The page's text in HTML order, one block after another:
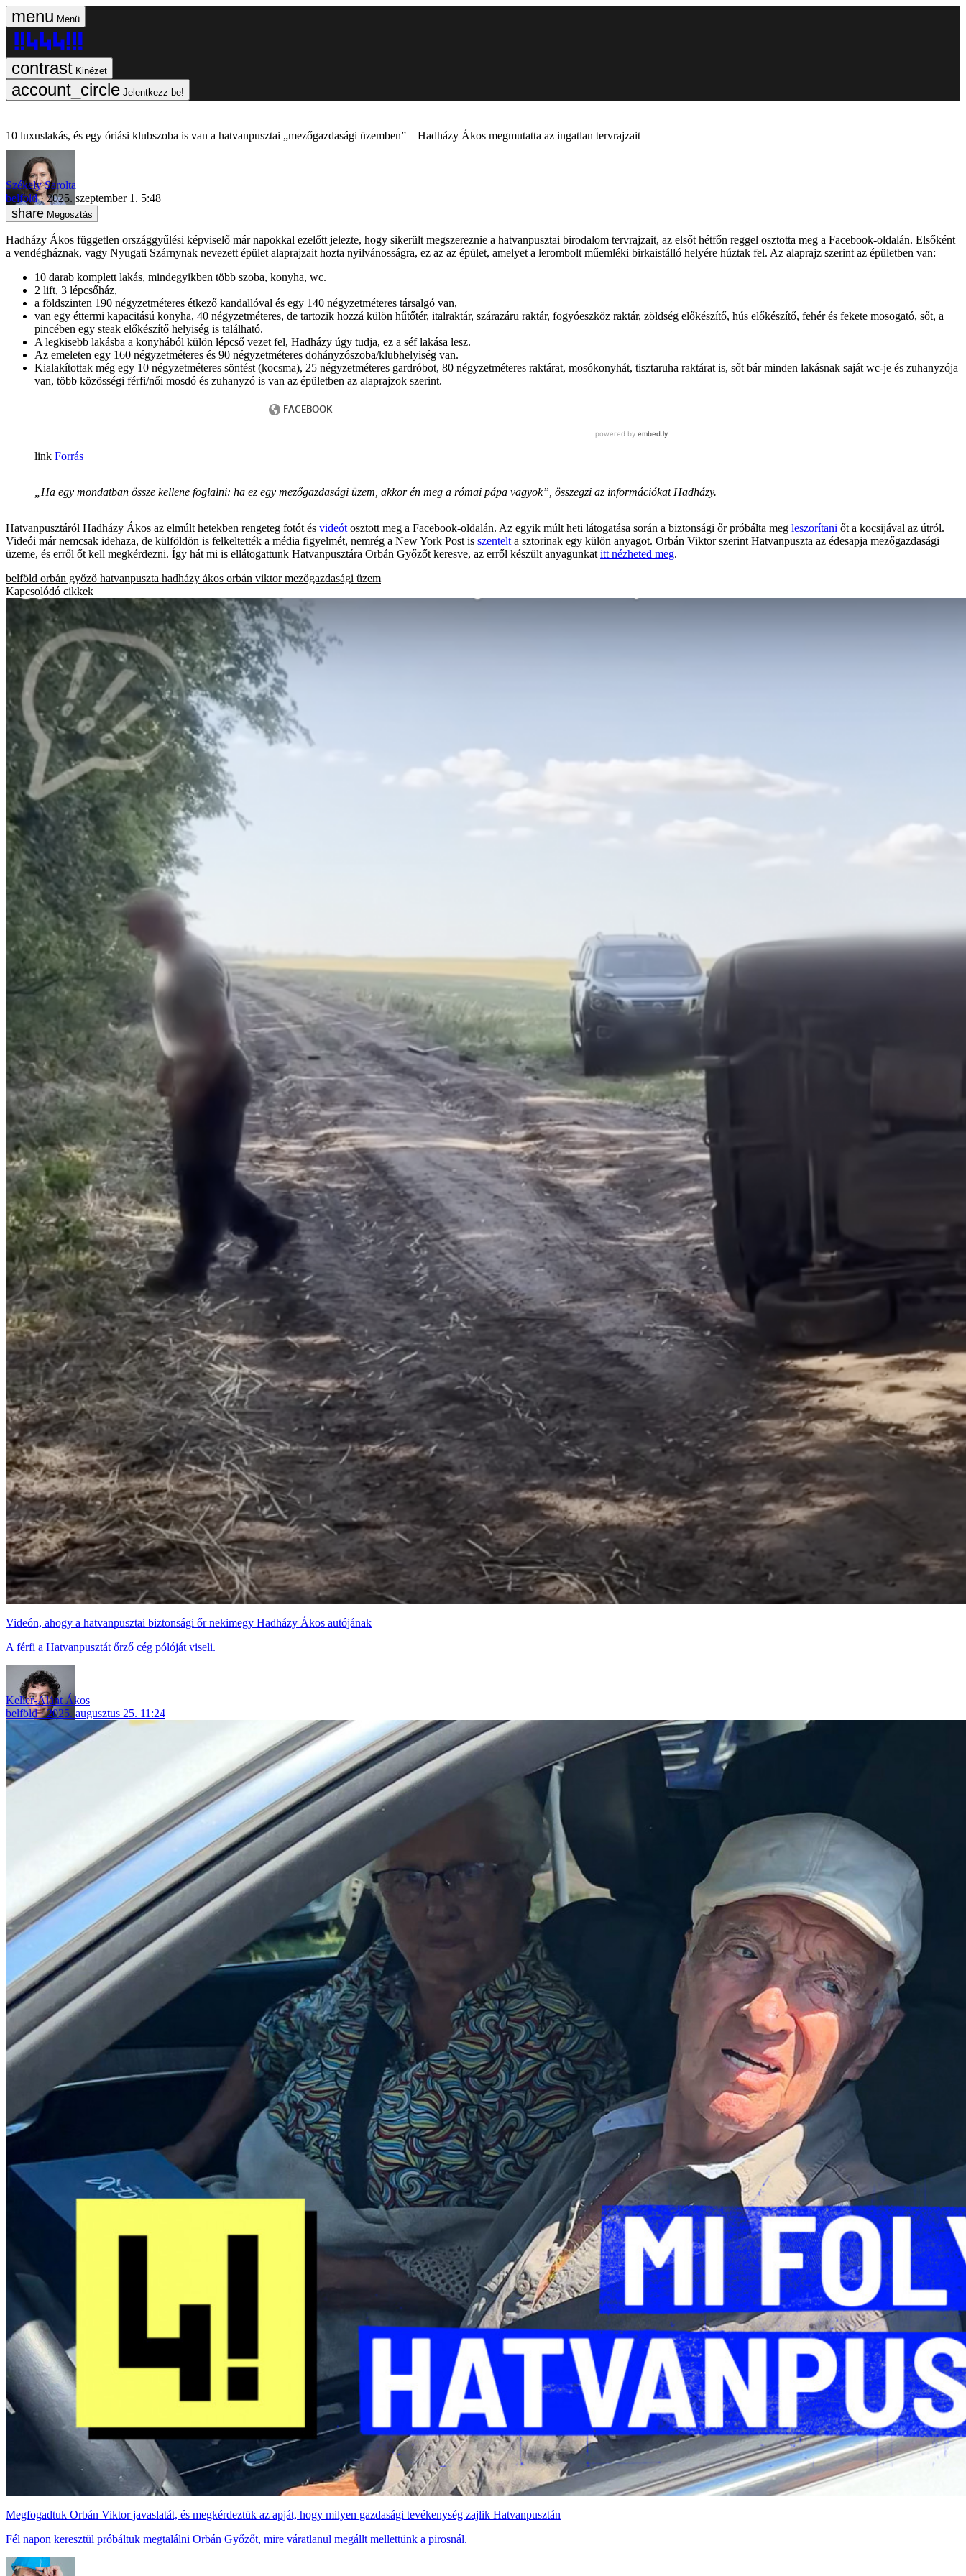
Menü
Kinézet
Jelentkezz be!
10 luxuslakás, és egy óriási klubszoba is van a hatvanpusztai „mezőgazdasági üzemben” – Hadházy Ákos megmutatta az ingatlan tervrajzait
Székely Sarolta
belföld
2025. szeptember 1. 5:48
Megosztás
Hadházy Ákos független országgyűlési képviselő már napokkal ezelőtt jelezte, hogy sikerült megszereznie a hatvanpusztai birodalom tervrajzait, az elsőt hétfőn reggel osztotta meg a Facebook-oldalán. Elsőként
a vendégháznak, vagy Nyugati Szárnynak nevezett épület alaprajzait hozta nyilvánosságra, ez az az épület, amelyet a lerombolt műemléki birkaistálló helyére húztak fel. Az alaprajz szerint az épületben van:
10 darab komplett lakás, mindegyikben több szoba, konyha, wc.
2 lift, 3 lépcsőház,
a földszinten 190 négyzetméteres étkező kandallóval és egy 140 négyzetméteres társalgó van,
van egy éttermi kapacitású konyha, 40 négyzetméteres, de tartozik hozzá külön hűtőtér, italraktár, szárazáru raktár, fogyóeszköz raktár, zöldség előkészítő, hús előkészítő, fehér és fekete mosogató, sőt, a
pincében egy steak előkészítő helyiség is található.
A legkisebb lakásba a konyhából külön lépcső vezet fel, Hadházy úgy tudja, ez a séf lakása lesz.
Az emeleten egy 160 négyzetméteres és 90 négyzetméteres dohányzószoba/klubhelyiség van.
Kialakítottak még egy 10 négyzetméteres söntést (kocsma), 25 négyzetméteres gardróbot, 80 négyzetméteres raktárat, mosókonyhát, tisztaruha raktárat is, sőt bár minden lakásnak saját wc-je és zuhanyzója
van, több közösségi férfi/női mosdó és zuhanyzó is van az épületben az alaprajzok szerint.
Forrás
„Ha egy mondatban össze kellene foglalni: ha ez egy mezőgazdasági üzem, akkor én meg a római pápa vagyok”, összegzi az információkat Hadházy.
Hatvanpusztáról Hadházy Ákos az elmúlt hetekben rengeteg fotót és videót osztott meg a Facebook-oldalán. Az egyik múlt heti látogatása során a biztonsági őr próbálta meg leszorítani őt a kocsijával az útról.
Videói már nemcsak idehaza, de külföldön is felkeltették a média figyelmét, nemrég a New York Post is szentelt a sztorinak egy külön anyagot. Orbán Viktor szerint Hatvanpuszta az édesapja mezőgazdasági
üzeme, és erről őt kell megkérdezni. Így hát mi is ellátogattunk Hatvanpusztára Orbán Győzőt keresve, az erről készült anyagunkat itt nézheted meg.
belföld orbán győző hatvanpuszta hadházy ákos orbán viktor mezőgazdasági üzem
Kapcsolódó cikkek
Videón, ahogy a hatvanpusztai biztonsági őr nekimegy Hadházy Ákos autójának
A férfi a Hatvanpusztát őrző cég pólóját viseli.
Keller-Alánt Ákos
belföld
2025. augusztus 25. 11:24
Megfogadtuk Orbán Viktor javaslatát, és megkérdeztük az apját, hogy milyen gazdasági tevékenység zajlik Hatvanpusztán
Fél napon keresztül próbáltuk megtalálni Orbán Győzőt, mire váratlanul megállt mellettünk a pirosnál.